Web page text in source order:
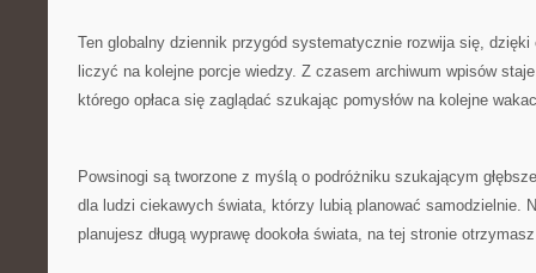
Ten globalny dziennik przygód systematycznie rozwija się,
liczyć na kolejne porcje wiedzy. Z czasem archiwum wpisów
którego opłaca się zaglądać szukając pomysłów na kolejne
Powsinogi są tworzone z myślą o podróżniku szukającym
dla ludzi ciekawych świata, którzy lubią planować samodzielnie.
planujesz długą wyprawę dookoła świata, na tej stronie